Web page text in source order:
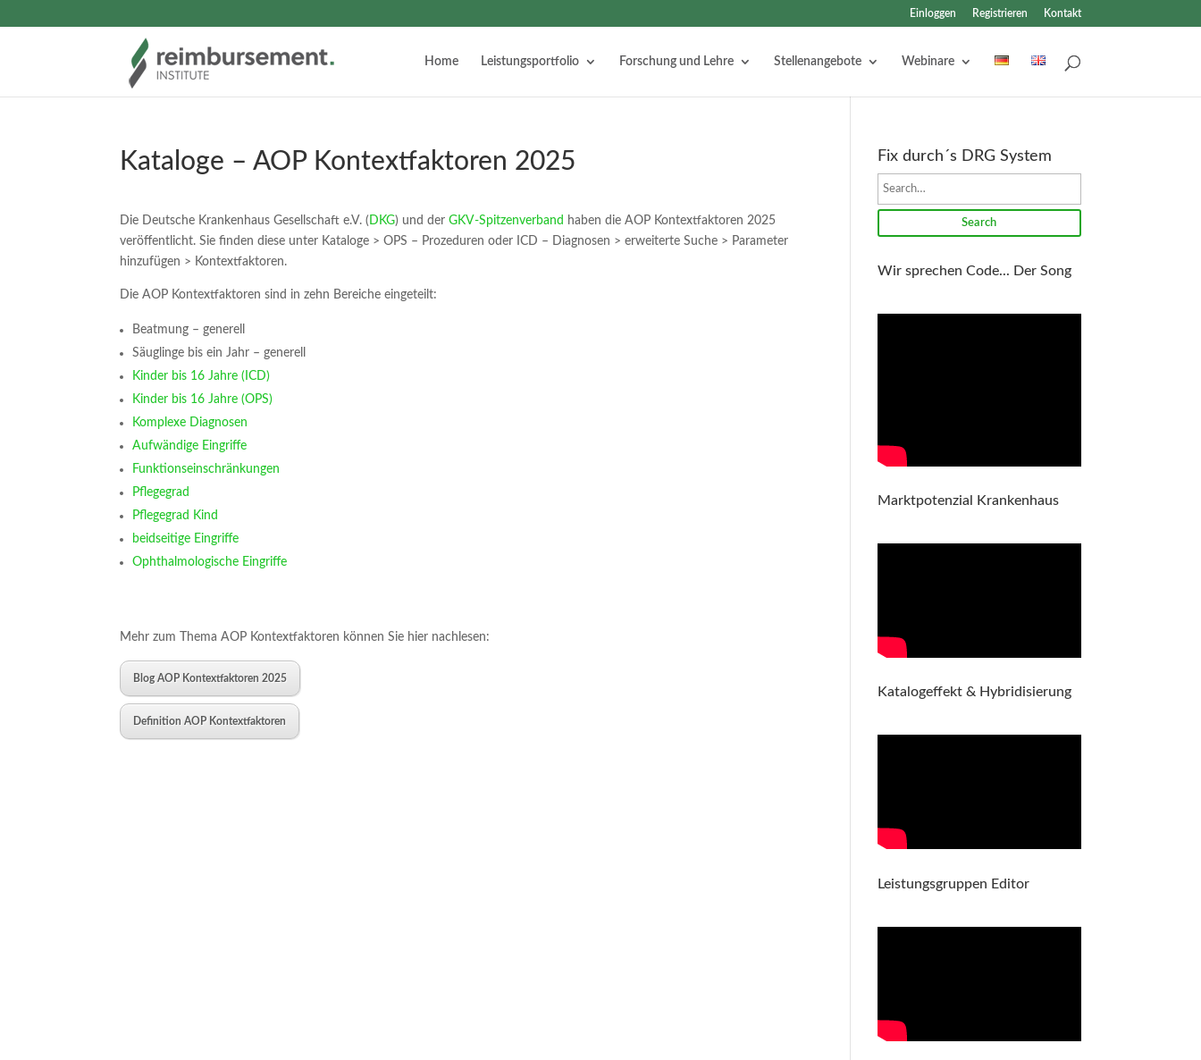
Einloggen Registrieren Kontakt
Home Leistungsportfolio Forschung und Lehre Stellenangebote Webinare
Kataloge – AOP Kontextfaktoren 2025
Die Deutsche Krankenhaus Gesellschaft e.V. ( DKG) und derGKV-Spitzenverband haben die AOP Kontextfaktoren 2025
veröffentlicht. Sie finden diese unter Kataloge > OPS – Prozeduren oder ICD – Diagnosen > erweiterte Suche > Parameter
hinzufügen > Kontextfaktoren.
Die AOP Kontextfaktoren sind in zehn Bereiche eingeteilt:
Beatmung – generell
Säuglinge bis ein Jahr – generell
Kinder bis 16 Jahre (ICD)
Kinder bis 16 Jahre (OPS)
Komplexe Diagnosen
Aufwändige Eingriffe
Funktionseinschränkungen
Pflegegrad
Pflegegrad Kind
beidseitige Eingriffe
Ophthalmologische Eingriffe
Mehr zum Thema AOP Kontextfaktoren können Sie hier nachlesen:
Blog AOP Kontextfaktoren 2025
Definition AOP Kontextfaktoren
Fix durch´s DRG System
Search
Wir sprechen Code... Der Song
Marktpotenzial Krankenhaus
Katalogeffekt & Hybridisierung
Leistungsgruppen Editor